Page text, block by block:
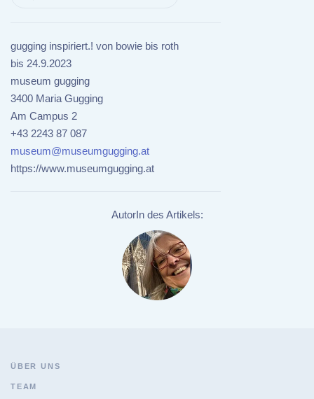
gugging inspiriert.! von bowie bis roth
bis 24.9.2023
museum gugging
3400 Maria Gugging
Am Campus 2
+43 2243 87 087
museum@museumgugging.at
https://www.museumgugging.at
AutorIn des Artikels:
ÜBER UNS
TEAM